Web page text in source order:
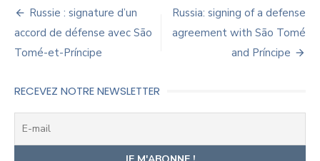
Navigation
de
l’article
Russie : signature d’un
accord de défense avec São
Tomé-et-Príncipe
Russia: signing of a defense
agreement with São Tomé
and Príncipe
RECEVEZ NOTRE NEWSLETTER